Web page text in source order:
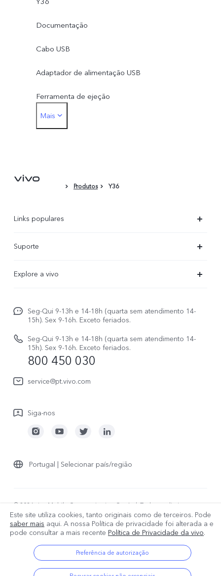
Documentação
Cabo USB
Adaptador de alimentação USB
Ferramenta de ejeção
Caixa de telefone
Mais
Produtos Y36
Links populares
X300Pro
V70 FE
Watch GT 2
Suporte
Atualização do sistema
Manual do utilizador
Atualizar registo
Política de garantia
Explore a vivo
Carreiras ao vivo
Avisos legais
Sobre nós
Seg-Qui 9-13h e 14-18h (quarta sem atendimento 14-
15h). Sex 9-16h. Exceto feriados.
Seg-Qui 9-13h e 14-18h (quarta sem atendimento 14-
15h). Sex 9-16h. Exceto feriados.
800 450 030
service@pt.vivo.com
Siga-nos
Portugal | Selecionar país/região
© 2026 vivo Mobile Communication Co., Ltd. Todos os direitos
reservados.
Política de Privacidade
| Suporte à privacidade |
Política de cookies
| Política de dados
Este site utiliza cookies, tanto originais como de terceiros. Pode
saber mais aqui. A nossa Política de privacidade foi alterada a e
pode consultar a mais recente Política de Privacidade da vivo.
Preferência de autorização